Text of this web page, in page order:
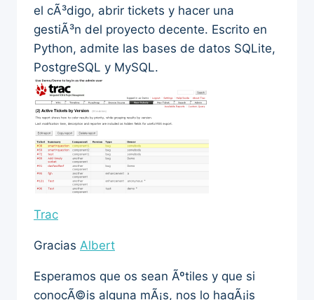
el cÃ³digo, abrir tickets y hacer una
gestiÃ³n del proyecto decente. Escrito en
Python, admite las bases de datos SQLite,
PostgreSQL y MySQL.
Trac
Gracias Albert
Esperamos que os sean Ãºtiles y que si
conocÃ©is alguna mÃ¡s, nos lo hagÃ¡is